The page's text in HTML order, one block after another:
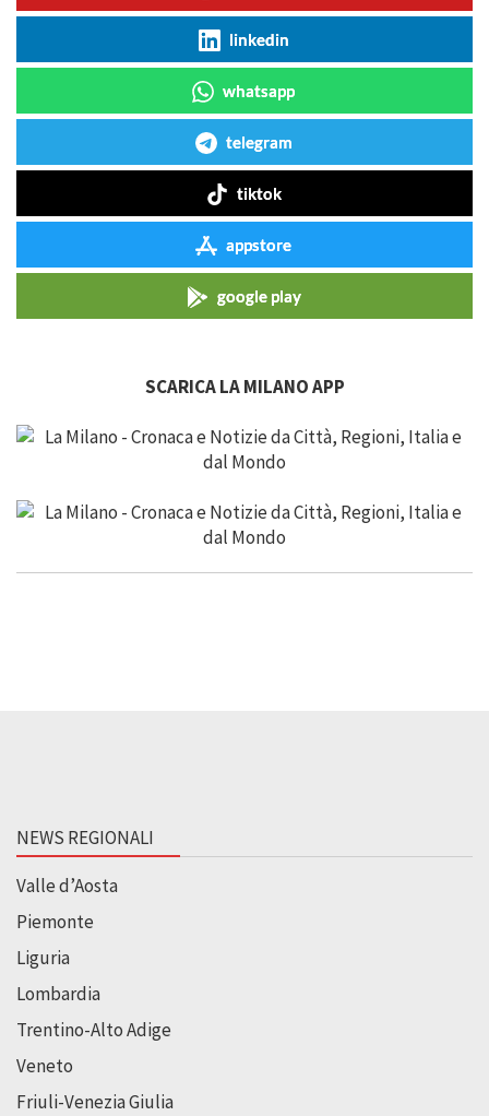
linkedin
whatsapp
telegram
tiktok
appstore
google play
SCARICA LA MILANO APP
NEWS REGIONALI
Valle d’Aosta
Piemonte
Liguria
Lombardia
Trentino-Alto Adige
Veneto
Friuli-Venezia Giulia